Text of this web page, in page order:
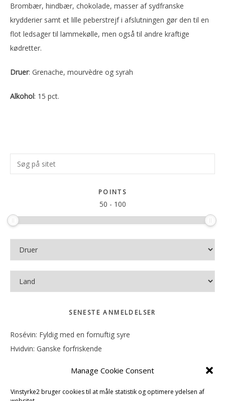
Manage Cookie Consent
Vinstyrke2 bruger cookies til at måle statistik og optimere ydelsen af
Brombær, hindbær, chokolade, masser af sydfranske
krydderier samt et lille peberstrejf i afslutningen gør den til en
flot ledsager til lammekølle, men også til andre kraftige
kødretter.
Druer: Grenache, mourvèdre og syrah
Alkohol: 15 pct.
Primær
Sidebar
Søg
på
POINTS
50 - 100
SENESTE ANMELDELSER
Rosévin: Fyldig med en fornuftig syre
Hvidvin: Ganske forfriskende
Hvidvin: Smørfedme og tropisk sødme
Rosévin: Blød, rund og sødladen